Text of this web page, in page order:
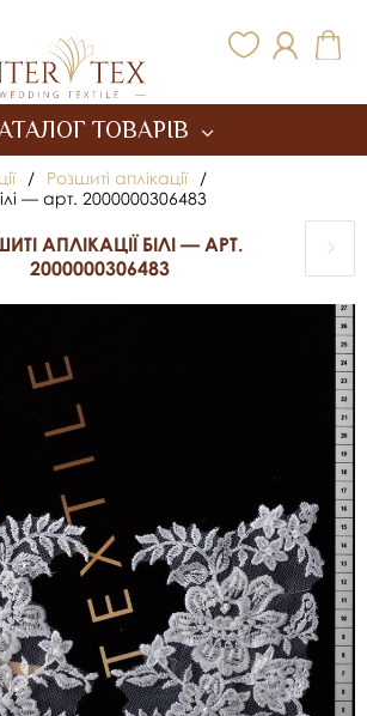
ТОВАРІВ
/ Розшиті аплікації
/
— арт. 2000000306483
АПЛІКАЦІЇ БІЛІ — АРТ.
2000000306483